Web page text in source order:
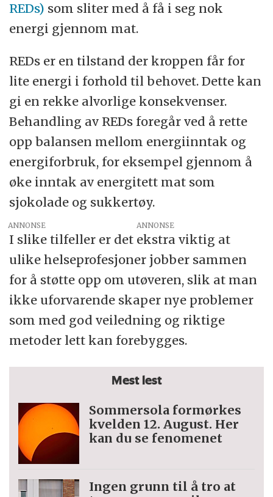
REDs) som sliter med å få i seg nok
energi gjennom mat.
REDs er en tilstand der kroppen får for
lite energi i forhold til behovet. Dette kan
gi en rekke alvorlige konsekvenser.
Behandling av REDs foregår ved å rette
opp balansen mellom energiinntak og
energiforbruk, for eksempel gjennom å
øke inntak av energitett mat som
sjokolade og sukkertøy.
ANNONSE
I slike tilfeller er det ekstra viktig at
ulike helseprofesjoner jobber sammen
for å støtte opp om utøveren, slik at man
ikke uforvarende skaper nye problemer
som med god veiledning og riktige
metoder lett kan forebygges.
Mest lest
Sommersola formørkes
kvelden 12. August. Her
kan du se fenomenet
Ingen grunn til å tro at